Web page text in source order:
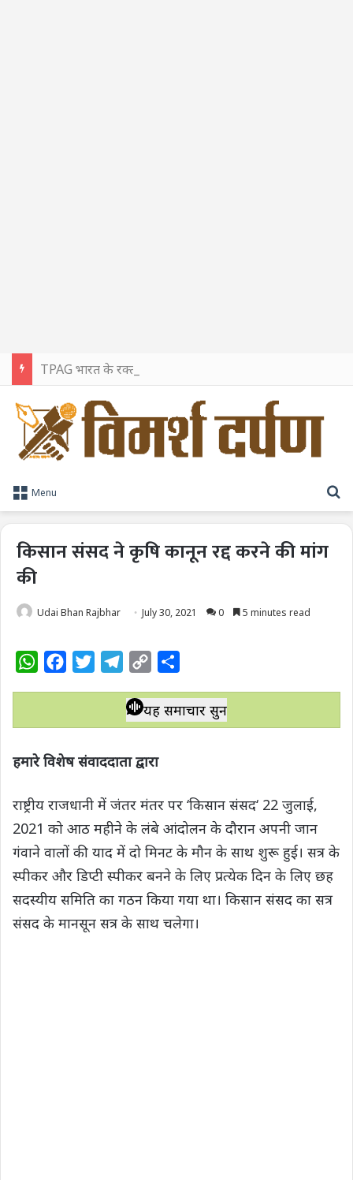
Menu
किसान संसद ने कृषि कानून रद्द करने की मांग
की
Udai Bhan Rajbhar July 30, 2021 0 5 minutes read
W
t
A
e
o
t
e
l
e
r
p
y
i
a
r
यह समाचार सुनें
हमारे विशेष संवाददाता द्वारा
राष्ट्रीय राजधानी में जंतर मंतर पर ‘किसान संसद‘ 22 जुलाई,
2021 को आठ महीने के लंबे आंदोलन के दौरान अपनी जान
गंवाने वालों की याद में दो मिनट के मौन के साथ शुरू हुई। सत्र के
स्पीकर और डिप्टी स्पीकर बनने के लिए प्रत्येक दिन के लिए छह
सदस्यीय समिति का गठन किया गया था। किसान संसद का सत्र
संसद के मानसून सत्र के साथ चलेगा।